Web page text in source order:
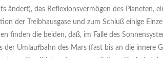
ändert), das Reflexionsvermögen des Planeten,
der Treibhausgase und zum Schluß einige
finden die beiden, daß, im Falle des
der Umlaufbahn des Mars (fast bis an die innere